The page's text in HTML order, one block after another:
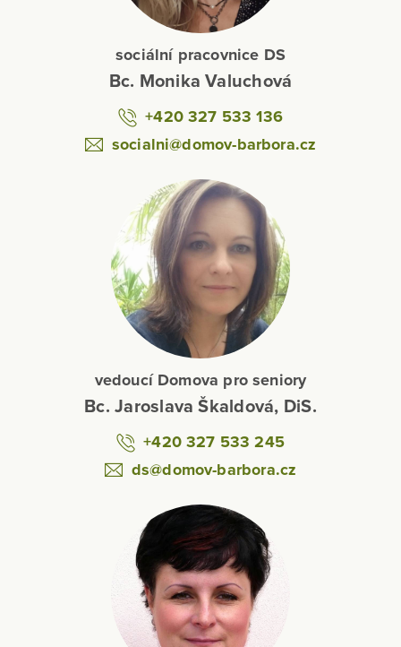
sociální pracovnice DS
Bc. Monika Valuchová
+420 327 533 136
socialni@domov-barbora.cz
vedoucí Domova pro seniory
Bc. Jaroslava Škaldová, DiS.
+420 327 533 245
ds@domov-barbora.cz